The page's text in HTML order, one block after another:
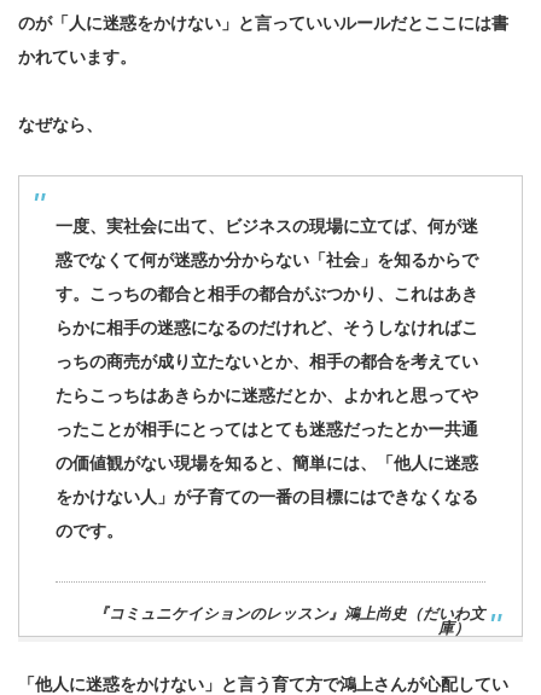
のが「人に迷惑をかけない」と言っていいルールだとここには書
かれています。
なぜなら、
一度、実社会に出て、ビジネスの現場に立てば、何が迷
惑でなくて何が迷惑か分からない「社会」を知るからで
す。 こっちの都合と相手の都合がぶつかり、これはあき
らかに相手の迷惑になるのだけれど、そうしなければこ
っちの商売が成り立たないとか、相手の都合を考えてい
たらこっちはあきらかに迷惑だとか、よかれと思ってや
ったことが相手にとってはとても迷惑だったとかー共通
の価値観がない現場を知ると、簡単には、「他人に迷惑
をかけない人」が子育ての一番の目標にはできなくなる
のです。
『コミュニケイションのレッスン』鴻上尚史（だいわ文
庫）
「他人に迷惑をかけない」と言う育て方で鴻上さんが心配してい